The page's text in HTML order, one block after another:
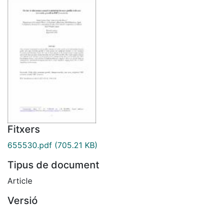
Fitxers
655530.pdf (705.21 KB)
Tipus de document
Article
Versió